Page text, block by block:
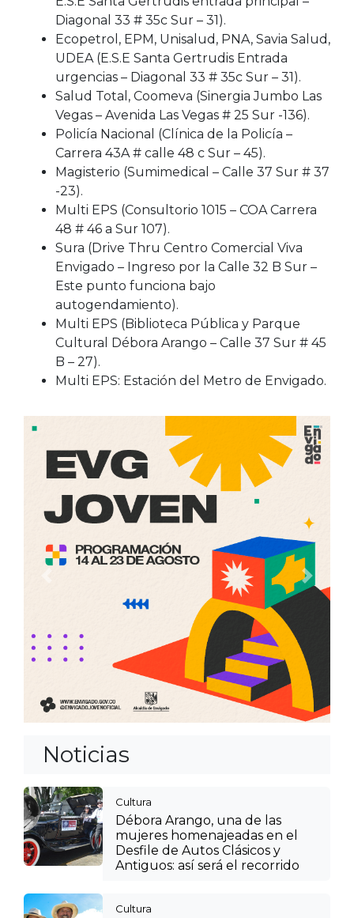
Diagonal 33 # 35c Sur – 31).
Ecopetrol, EPM, Unisalud, PNA, Savia Salud,
UDEA (E.S.E Santa Gertrudis Entrada
urgencias – Diagonal 33 # 35c Sur – 31).
Salud Total, Coomeva (Sinergia Jumbo Las
Vegas – Avenida Las Vegas # 25 Sur -136).
Policía Nacional (Clínica de la Policía –
Carrera 43A # calle 48 c Sur – 45).
Magisterio (Sumimedical – Calle 37 Sur # 37
-23).
Multi EPS (Consultorio 1015 – COA Carrera
48 # 46 a Sur 107).
Sura (Drive Thru Centro Comercial Viva
Envigado – Ingreso por la Calle 32 B Sur –
Este punto funciona bajo
autogendamiento).
Multi EPS (Biblioteca Pública y Parque
Cultural Débora Arango – Calle 37 Sur # 45
B – 27).
Multi EPS: Estación del Metro de Envigado.
Noticias
Cultura
Débora Arango, una de las
mujeres homenajeadas en el
Desfile de Autos Clásicos y
Antiguos: así será el recorrido
Cultura